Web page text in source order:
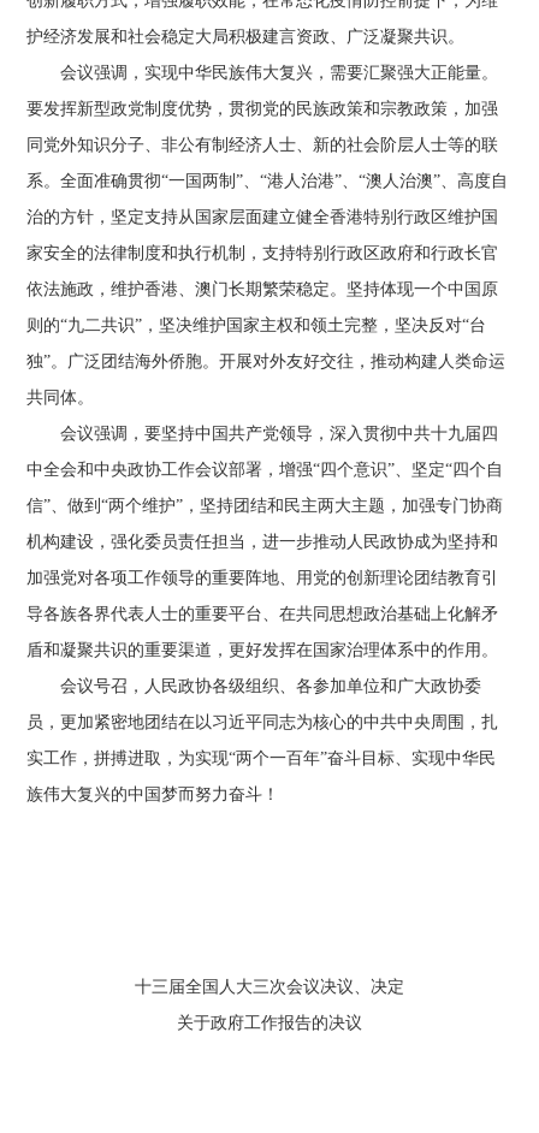
护经济发展和社会稳定大局积极建言资政、广泛凝聚共识。
会议强调，实现中华民族伟大复兴，需要汇聚强大正能量。
要发挥新型政党制度优势，贯彻党的民族政策和宗教政策，加强
同党外知识分子、非公有制经济人士、新的社会阶层人士等的联
系。全面准确贯彻“一国两制”、“港人治港”、“澳人治澳”、高度自
治的方针，坚定支持从国家层面建立健全香港特别行政区维护国
家安全的法律制度和执行机制，支持特别行政区政府和行政长官
依法施政，维护香港、澳门长期繁荣稳定。坚持体现一个中国原
则的“九二共识”，坚决维护国家主权和领土完整，坚决反对“台
独”。广泛团结海外侨胞。开展对外友好交往，推动构建人类命运
共同体。
会议强调，要坚持中国共产党领导，深入贯彻中共十九届四
中全会和中央政协工作会议部署，增强“四个意识”、坚定“四个自
信”、做到“两个维护”，坚持团结和民主两大主题，加强专门协商
机构建设，强化委员责任担当，进一步推动人民政协成为坚持和
加强党对各项工作领导的重要阵地、用党的创新理论团结教育引
导各族各界代表人士的重要平台、在共同思想政治基础上化解矛
盾和凝聚共识的重要渠道，更好发挥在国家治理体系中的作用。
会议号召，人民政协各级组织、各参加单位和广大政协委
员，更加紧密地团结在以习近平同志为核心的中共中央周围，扎
实工作，拼搏进取，为实现“两个一百年”奋斗目标、实现中华民
族伟大复兴的中国梦而努力奋斗！
十三届全国人大三次会议决议、决定
关于政府工作报告的决议